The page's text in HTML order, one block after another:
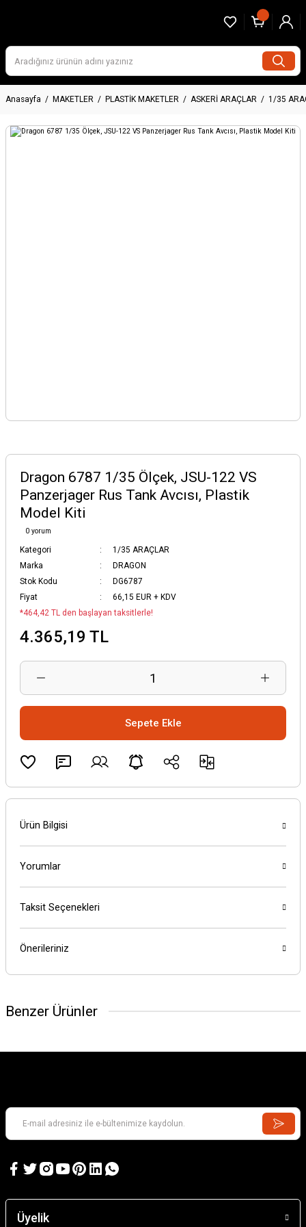
Anasayfa MAKETLER PLASTİK MAKETLER ASKERİ ARAÇLAR 1/35
Dragon 6787 1/35 Ölçek, JSU-122 VS
Panzerjager Rus Tank Avcısı, Plastik
Model Kiti
0 yorum
Kategori
1/35 ARAÇLAR
Marka
DRAGON
Stok Kodu
DG6787
Fiyat
66,15 EUR + KDV
*464,42 TL den başlayan taksitlerle!
4.365,19 TL
Sepete Ekle
Ürün Bilgisi
Yorumlar
Taksit Seçenekleri
Önerileriniz
Benzer Ürünler
Üyelik